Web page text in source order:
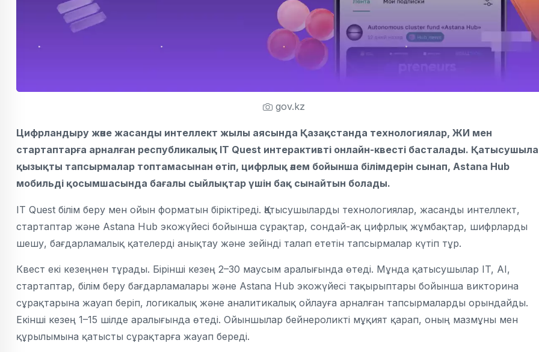
gov.kz
Цифрландыру және жасанды интеллект жылы аясында Қазақстанда технологиялар, ЖИ мен
стартаптарға арналған республикалық IT Quest интерактивті онлайн-квесті басталады.
қызықты тапсырмалар топтамасынан өтіп, цифрлық әлем бойынша білімдерін сынап, Astana Hub
мобильді қосымшасында бағалы сыйлықтар үшін бақ сынайтын болады.
IT Quest білім беру мен ойын форматын біріктіреді. Қатысушыларды технологиялар, жасанды интеллект,
стартаптар және Astana Hub экожүйесі бойынша сұрақтар, сондай-ақ цифрлық жұмбақтар, шифрларды
шешу, бағдарламалық қателерді анықтау және зейінді талап ететін тапсырмалар күтіп тұр.
Квест екі кезеңнен тұрады. Бірінші кезең 2–30 маусым аралығында өтеді. Мұнда қатысушылар IT, AI,
стартаптар, білім беру бағдарламалары және Astana Hub экожүйесі тақырыптары бойынша викторина
сұрақтарына жауап беріп, логикалық және аналитикалық ойлауға арналған тапсырмаларды орындайды.
Екінші кезең 1–15 шілде аралығында өтеді. Ойыншылар бейнероликті мұқият қарап, оның мазмұны мен
құрылымына қатысты сұрақтарға жауап береді.